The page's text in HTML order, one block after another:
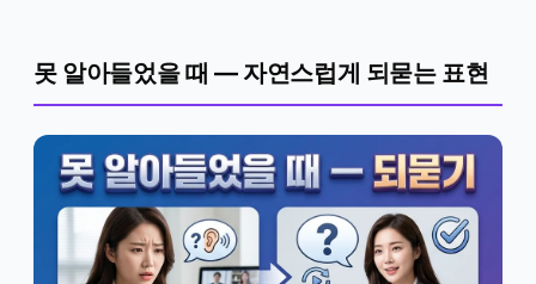
못 알아들었을 때 — 자연스럽게 되묻는 표현